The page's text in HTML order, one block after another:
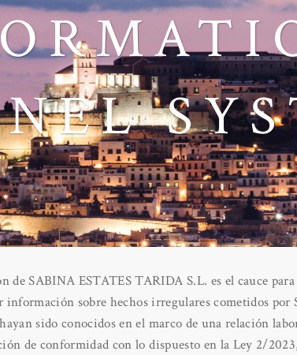
de SABINA ESTATES TARIDA S.L. es el cauce
sobre hechos irregulares cometidos por
sido conocidos en el marco de una relación
de conformidad con lo dispuesto en la Ley 2/